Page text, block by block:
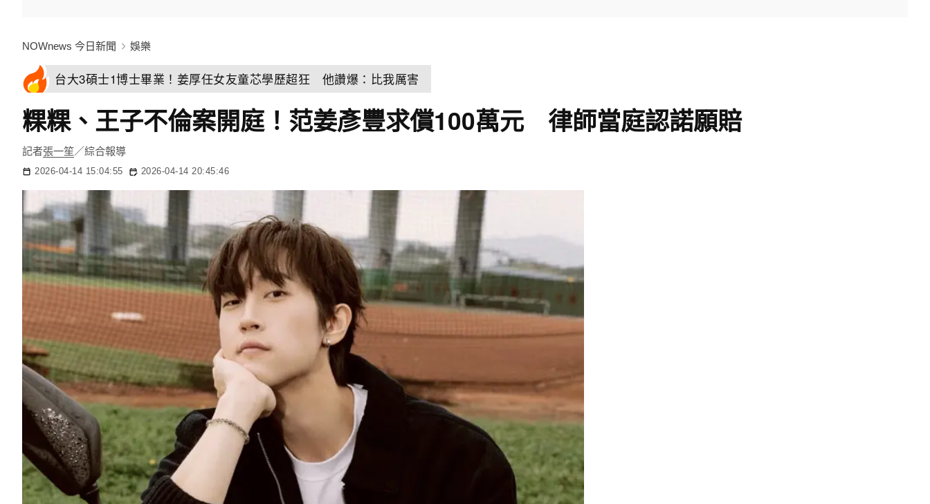
NOWnews 今日新聞 娛樂
台大3碩士1博士畢業！姜厚任女友童芯學歷超狂 他讚爆：比我厲害
粿粿、王子不倫案開庭！范姜彥豐求償100萬元 律師當庭認諾願賠
記者張一笙／綜合報導
2026-04-14 15:04:55 2026-04-14 20:45:46